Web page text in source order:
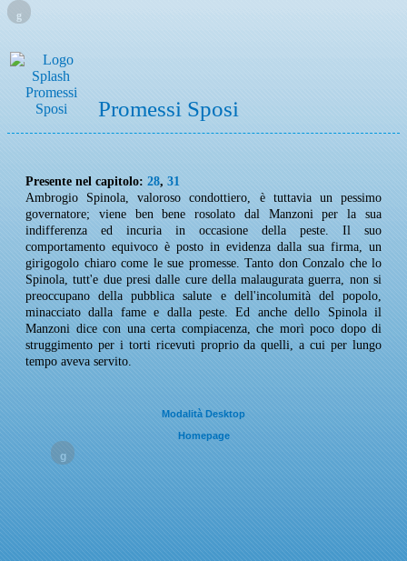
g
Promessi Sposi
Presente nel capitolo: 28, 31
Ambrogio Spinola, valoroso condottiero, è tuttavia un pessimo
governatore; viene ben bene rosolato dal Manzoni per la sua
indifferenza ed incuria in occasione della peste. Il suo
comportamento equivoco è posto in evidenza dalla sua firma, un
girigogolo chiaro come le sue promesse. Tanto don Conzalo che lo
Spinola, tutt'e due presi dalle cure della malaugurata guerra, non si
preoccupano della pubblica salute e dell'incolumità del popolo,
minacciato dalla fame e dalla peste. Ed anche dello Spinola il
Manzoni dice con una certa compiacenza, che morì poco dopo di
struggimento per i torti ricevuti proprio da quelli, a cui per lungo
tempo aveva servito.
Modalità Desktop
Homepage
g